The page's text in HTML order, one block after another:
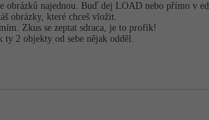
obrázků najednou. Buď dej LOAD nebo přímo v
obrázky, které chceš vložit.
Zkus se zeptat sdraca, je to profík!
2 objekty od sebe nějak odděl.